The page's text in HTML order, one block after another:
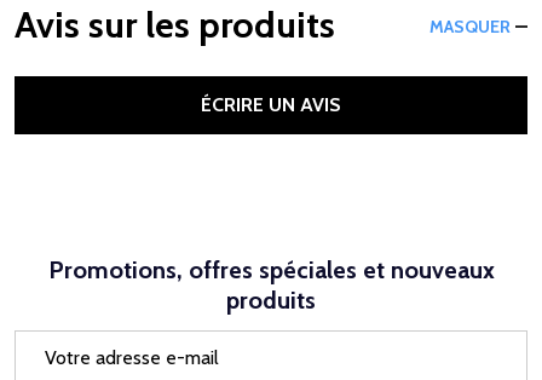
Avis sur les produits MASQUER
ÉCRIRE UN AVIS
Promotions, offres spéciales et nouveaux
produits